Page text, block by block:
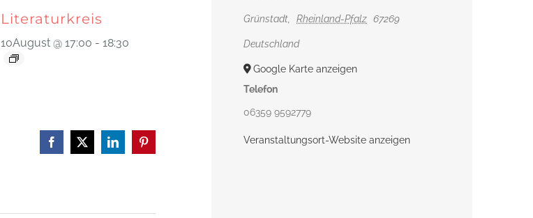
Literaturkreis
10August @ 17:00 - 18:30
Facebook
X LinkedInPinterest
Grünstadt Rheinland-Pfalz 67269
Deutschland
Google Karte anzeigen
Telefon
06359 9592779
Veranstaltungsort-Website anzeigen